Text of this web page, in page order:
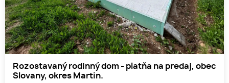
Rozostavaný rodinný dom - platňa na predaj, obec
Slovany, okres Martin.